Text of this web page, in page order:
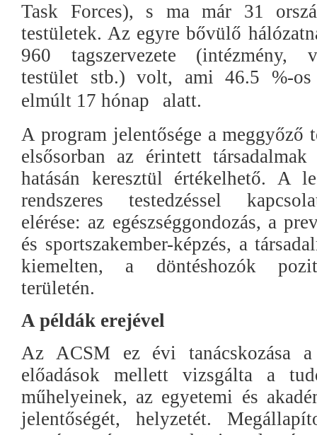
Task Forces), s ma már 31
testületek. Az egyre bővülő
960 tagszervezete (intézmény,
testület stb.) volt, ami 46.5 %-os
elmúlt 17 hónap
alatt.
A program jelentősége a meggyőző
elsősorban az érintett
hatásán keresztül értékelhető. A
rendszeres testedzéssel
elérése: az egészséggondozás, a
és sportszakember-képzés, a
kiemelten, a döntéshozók
területén.
A példák erejével
Az ACSM ez évi tanácskozása
előadások mellett vizsgálta a
műhelyeinek, az egyetemi és
jelentőségét, helyzetét.